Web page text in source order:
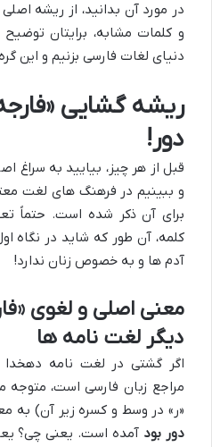
در مورد آن بدانید، از ریشه
و کلمات مشابه، برایتان
دنیای لغات فارسی بزنیم و این
ریشه گشایی
دور!
قبل از هر چیز، بیایید به سراغ
و ببینیم در فرهنگ های لغت
برای آن ذکر شده است. حتماً
کلمه، آن طور که شاید در نگاه
آدم ها و به خصوص زنان ندارد!
معنی اصلی و لغوی
دیگر لغت نامه ها
اگر گشتی در لغت نامه دهخدا
مراجع زبان فارسی است،
«ر» در وسط و کسره زیر آن) به
دور بود آمده است. یعنی چی؟